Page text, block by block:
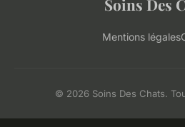
Soins Des
Mentions légales
© 2026 Soins Des Chats.